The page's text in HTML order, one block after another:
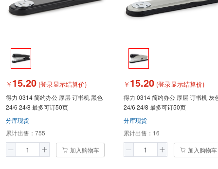
￥ 15.20 (登录显示结算价)
得力 0314 简约办公 厚层 订书机 黑色
24/6 24/8 最多可订50页
分库现货
累计出售： 755
加入购物车
￥ 15.20 (登录显示结算价)
得力 0314 简约办公 厚层 订书机 灰
24/6 24/8 最多可订50页
分库现货
累计出售： 16
加入购物车